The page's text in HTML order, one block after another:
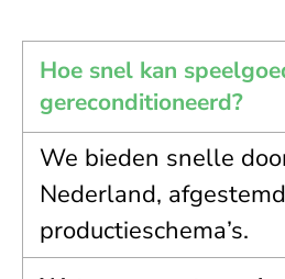
Hoe snel kan
gereconditioneerd?
We bieden snelle
Nederland,
productieschema’s.